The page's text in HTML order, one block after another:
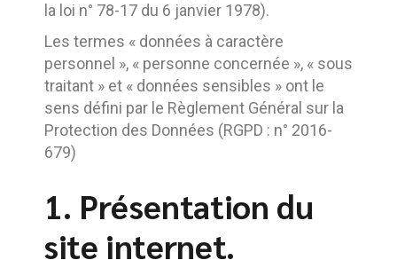
la loi n° 78-17 du 6 janvier 1978).
Les termes « données à caractère
personnel », « personne concernée », « sous
traitant » et « données sensibles » ont le
sens défini par le Règlement Général sur la
Protection des Données (RGPD : n° 2016-
679)
1. Présentation du
site internet.